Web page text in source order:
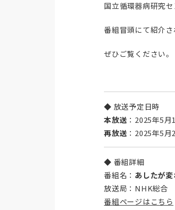
国立循環器病研究
番組冒頭にて紹介さ
ぜひご覧ください。
◆ 放送予定日時
本放送 ：2025年5
再放送 ：2025年5
◆ 番組詳細
番組名： あしたが
放送局：NHK総合
番組ページはこちら